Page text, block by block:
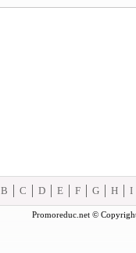
B C D E F G H I
Promoreduc.net ©